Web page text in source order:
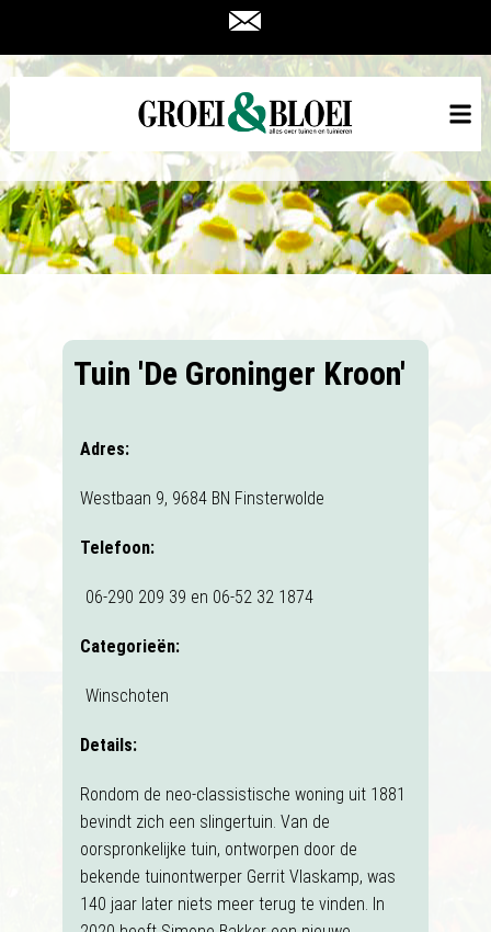
Tuin 'De Groninger Kroon'
Adres:
Westbaan 9, 9684 BN Finsterwolde
Telefoon:
06-290 209 39 en 06-52 32 1874
Categorieën:
Winschoten
Details:
Rondom de neo-classistische woning uit 1881
bevindt zich een slingertuin. Van de
oorspronkelijke tuin, ontworpen door de
bekende tuinontwerper Gerrit Vlaskamp, was
140 jaar later niets meer terug te vinden. In